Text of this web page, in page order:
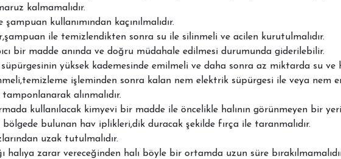
kalmamalıdır.
kullanımından kaçınılmalıdır.
ile temizlendikten sonra su ile silinmeli ve acilen kurutulmalıdır.
bir madde anında ve doğru müdahale edilmesi durumunda giderilebilir.
yüksek kademesinde emilmeli ve daha sonra az miktarda su ve
işleminden sonra kalan nem elektrik süpürgesi ile veya nem
alınmalıdır.
kullanılacak kimyevi bir madde ile öncelikle halının görünmeyen bir
bölgede bulunan hav iplikleri,dik duracak şekilde fırça ile taranmalıdır.
uzak tutulmalıdır.
halıya zarar vereceğinden halı böyle bir ortamda uzun süre